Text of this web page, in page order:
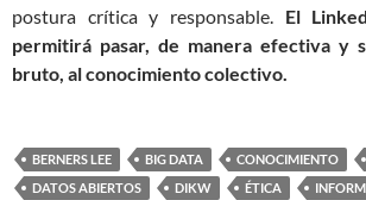
postura crítica y responsable. El
permitirá pasar, de manera efectiva y
bruto, al conocimiento colectivo.
BERNERS LEE BIG DATA CONOCIMIENTO
DATOS ABIERTOS
DIKW ÉTICA